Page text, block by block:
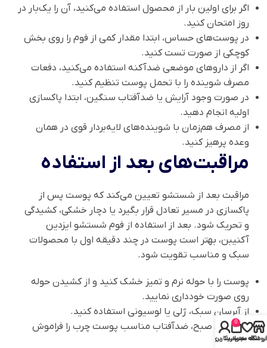
اگر برای اولین بار از محصول استفاده می‌کنید، آن را یک‌بار در
روز امتحان کنید.
در پوست‌های حساس، ابتدا مقدار کمی از فوم را روی بخش
کوچکی از صورت تست کنید.
اگر از داروهای موضعی ضدآکنه استفاده می‌کنید، دفعات
مصرف شوینده را با تحمل پوست تنظیم کنید.
در صورت وجود آرایش یا ضدآفتاب سنگین، ابتدا پاکسازی
اولیه انجام دهید.
از مصرف هم‌زمان با شوینده‌های لایه‌بردار قوی در همان
وعده پرهیز کنید.
مراقبت‌های بعد از استفاده
مراقبت بعد از شستشو تعیین می‌کند که پوست پس از
پاکسازی در مسیر تعادل قرار بگیرد یا دچار خشکی، کشیدگی
و تحریک شود. بعد از استفاده از فوم شستشو ایزدین
آکنیبن، بهتر است پوست در چند دقیقه اول با محصولات
سبک و مناسب تقویت شود.
پوست را با حوله نرم و تمیز خشک کنید و از کشیدن حوله
روی صورت خودداری نمایید.
از آبرسان سبک، ژلی یا لوسیونی استفاده کنید.
در روتین صبح، ضدآفتاب مناسب پوست چرب را فراموش
نکنید.فروشگاه
علاقه مندی
0
سبد خرید
حساب کاربری من